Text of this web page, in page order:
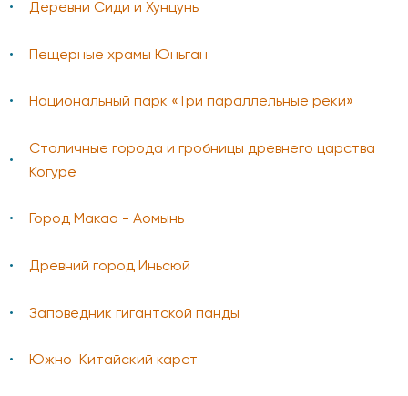
Деревни Сиди и Хунцунь
Пещерные храмы Юньган
Национальный парк «Три параллельные реки»
Столичные города и гробницы древнего царства
Когурё
Город Макао - Аомынь
Древний город Иньсюй
Заповедник гигантской панды
Южно-Китайский карст